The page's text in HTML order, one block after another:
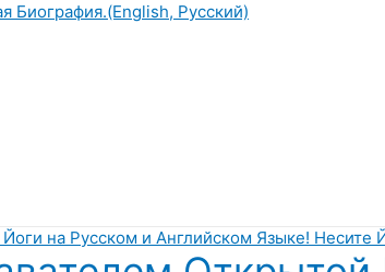
Биография.(English, Русский)